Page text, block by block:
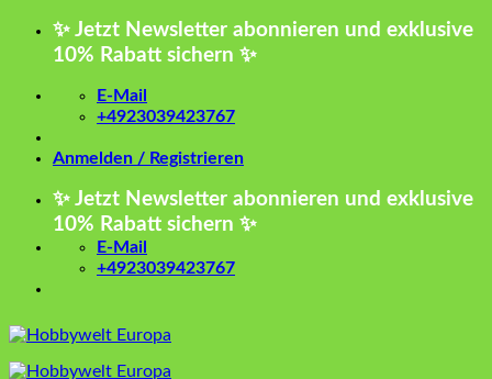
Zum
✨ Jetzt Newsletter abonnieren und exklusive
10% Rabatt sichern ✨
E-Mail
+4923039423767
Anmelden / Registrieren
✨ Jetzt Newsletter abonnieren und exklusive
10% Rabatt sichern ✨
E-Mail
+4923039423767